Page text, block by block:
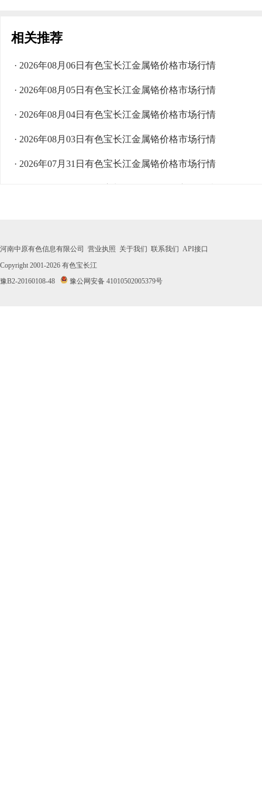
相关推荐
· 2026年08月06日有色宝长江金属铬价格市场行情
· 2026年08月05日有色宝长江金属铬价格市场行情
· 2026年08月04日有色宝长江金属铬价格市场行情
· 2026年08月03日有色宝长江金属铬价格市场行情
· 2026年07月31日有色宝长江金属铬价格市场行情
· 2026年07月27日有色宝长江金属铬价格市场行情
· 2026年07月24日有色宝长江金属铬价格市场行情
河南中原有色信息有限公司 营业执照 关于我们 联系我们 API接口
Copyright 2001-2026 有色宝长江
豫B2-20160108-48
豫公网安备 41010502005379号